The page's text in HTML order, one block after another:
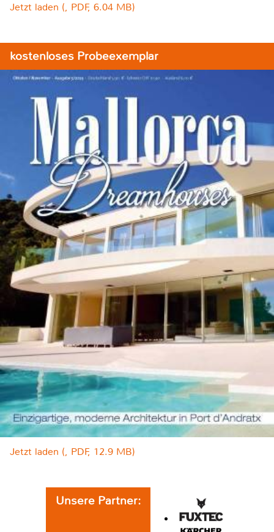
Jetzt laden (, PDF, 6.04 MB)
kostenloses Probeexemplar
Jetzt laden (, PDF, 12.9 MB)
Unsere Partner: